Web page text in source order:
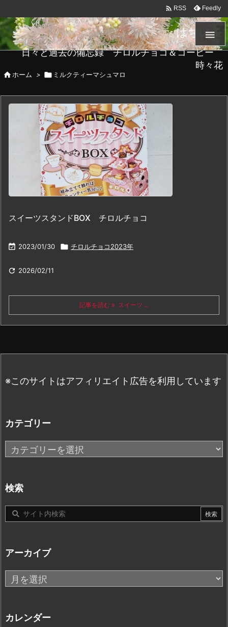
はちメモ
日々と過去の備忘録 チロルチョコ＆コーヒー
時々花

 RSS Feedly
 ホーム >  ミルクティーマシュマロ
スイーツスタンドBOX チロルチョコ
 2023/01/30  チロルチョコ2023年
 2026/02/11
記事を読む スイーツ ...
※このサイトはアフィリエイト広告を利用しています
カテゴリー
カ
テ
リ
ー
検索
アーカイブ
ア
ー
イ
カレンダー